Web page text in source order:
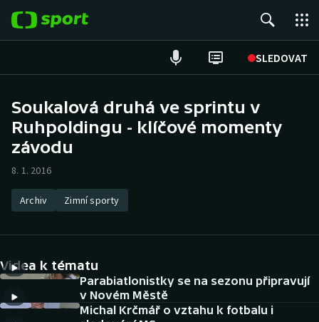
SLEDOVAT
Hokej
Atletika
DALŠÍ SPORTY
Americký fotbal
NEPŘEHLÉDNĚTE
Soukalová druhá ve sprintu v
Ruhpoldingu - klíčové momenty
závodu
8. 1. 2016
Archiv Zimní sporty
Videa k tématu
Parabiatlonistky se na sezonu připravují
v Novém Městě
Michal Krčmář o vztahu k fotbalu i